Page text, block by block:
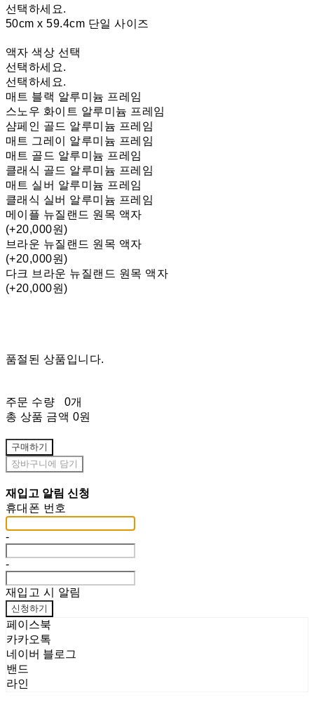
선택하세요.
50cm x 59.4cm 단일 사이즈
액자 색상 선택
선택하세요.
선택하세요.
매트 블랙 알루미늄 프레임
스노우 화이트 알루미늄 프레임
샴페인 골드 알루미늄 프레임
매트 그레이 알루미늄 프레임
매트 골드 알루미늄 프레임
클래식 골드 알루미늄 프레임
매트 실버 알루미늄 프레임
클래식 실버 알루미늄 프레임
메이플 뉴질랜드 원목 액자
(+20,000원)
브라운 뉴질랜드 원목 액자
(+20,000원)
다크 브라운 뉴질랜드 원목 액자
(+20,000원)
품절된 상품입니다.
주문 수량
0개
총 상품 금액 0원
구매하기
장바구니에 담기
재입고 알림 신청
휴대폰 번호
-
-
재입고 시 알림
신청하기
페이스북
카카오톡
네이버 블로그
밴드
라인